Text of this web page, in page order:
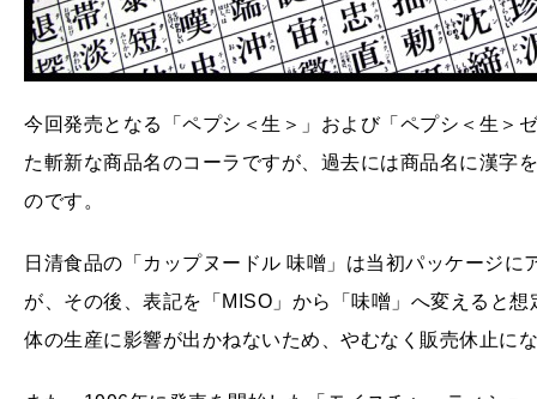
今回発売となる「ペプシ＜生＞」および「ペプシ＜生＞
た斬新な商品名のコーラですが、過去には商品名に漢字
のです。
日清食品の「カップヌードル 味噌」は当初パッケージ
が、その後、表記を「MISO」から「味噌」へ変えると
体の生産に影響が出かねないため、やむなく販売休止に